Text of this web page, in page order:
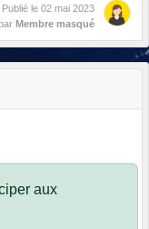
Publié le 02 mai 2023
Membre masqué
aux